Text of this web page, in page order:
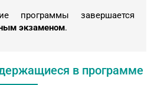
завершается
экзаменом.
в программе